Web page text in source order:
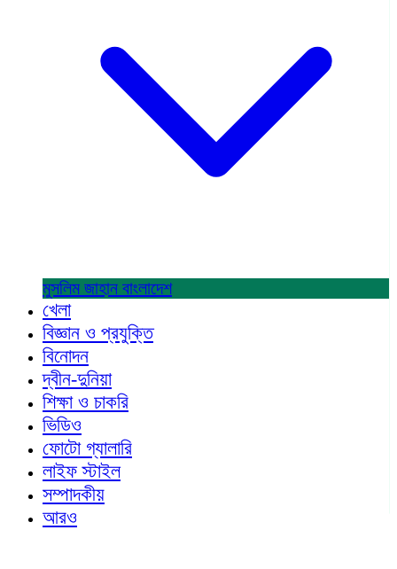
মুসলিম জাহান বাংলাদেশ
খেলা
বিজ্ঞান ও প্রযুক্তি
বিনোদন
দ্বীন-দুনিয়া
শিক্ষা ও চাকরি
ভিডিও
ফোটো গ্যালারি
লাইফ স্টাইল
সম্পাদকীয়
আরও